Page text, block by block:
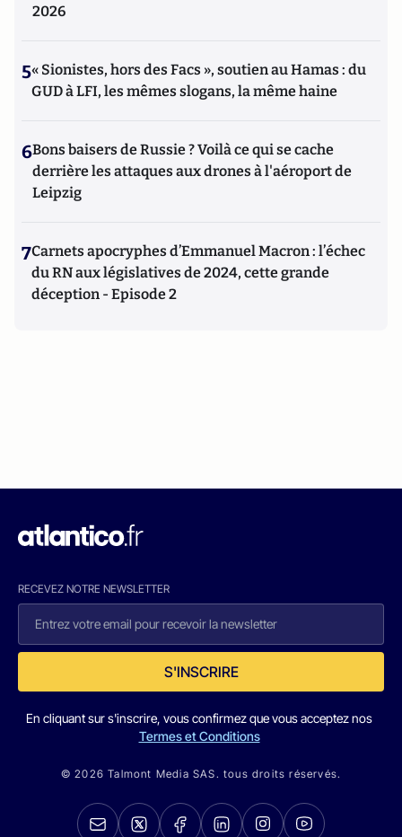
2026
5« Sionistes, hors des Facs », soutien au Hamas : du
GUD à LFI, les mêmes slogans, la même haine
6Bons baisers de Russie ? Voilà ce qui se cache
derrière les attaques aux drones à l'aéroport de
Leipzig
7Carnets apocryphes d’Emmanuel Macron : l’échec
du RN aux législatives de 2024, cette grande
déception - Episode 2
RECEVEZ NOTRE NEWSLETTER
S'INSCRIRE
En cliquant sur s'inscrire, vous confirmez que vous acceptez nos
Termes et Conditions
© 2026 Talmont Media SAS. tous droits réservés.